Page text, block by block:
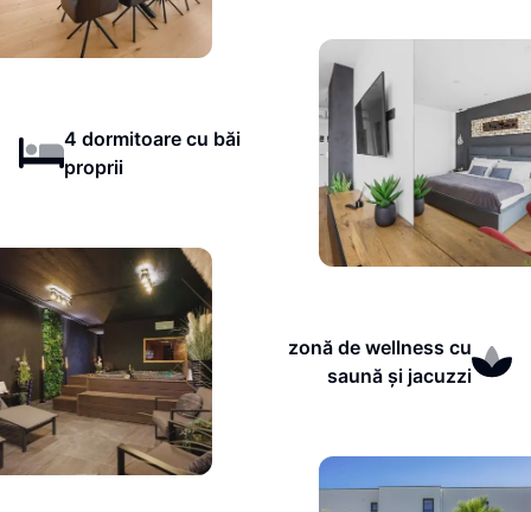
4 dormitoare cu băi
proprii
zonă de wellness cu
saună și jacuzzi